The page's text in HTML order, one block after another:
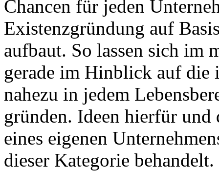
Chancen für jeden
Existenzgründung auf
aufbaut. So lassen sich im
gerade im Hinblick auf die
nahezu in jedem
gründen. Ideen hierfür
eines eigenen
dieser Kategorie behandelt.